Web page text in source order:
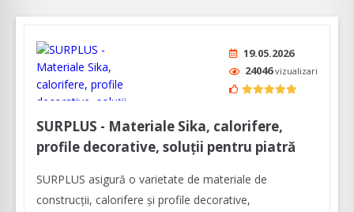
19.05.2026
24046vizualizari
SURPLUS - Materiale Sika, calorifere,
profile decorative, soluții pentru piatră
SURPLUS asigură o varietate de materiale de
construcții, calorifere și profile decorative,